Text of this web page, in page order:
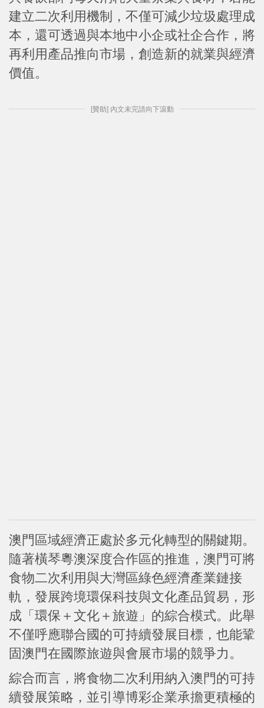
建立二次利用機制，不僅可減少垃圾處理成
本，還可透過與本地中小企或社企合作，將
再利用產品推向市場，創造新的就業與經濟
價值。
[贊助] 內文未完請向下滾動
澳門區域經濟正處於多元化轉型的關鍵期。
隨著橫琴粵澳深度合作區的推進，澳門可將
食物二次利用與大灣區綠色經濟產業鏈接
軌，發展跨境環保科技與文化產品貿易，形
成「環保＋文化＋旅遊」的綜合模式。此舉
不僅呼應聯合國的可持續發展目標，也能鞏
固澳門在國際旅遊與會展市場的競爭力。
綜合而言，將食物二次利用納入澳門的可持
續發展策略，並引導博彩企業承擔更積極的